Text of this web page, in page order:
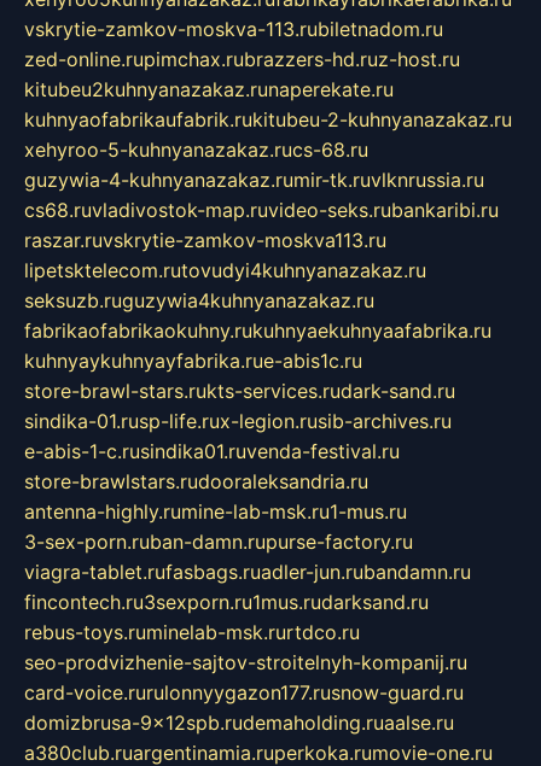
vskrytie-zamkov-moskva-113.rubiletnadom.ru
zed-online.rupimchax.rubrazzers-hd.ruz-host.ru
kitubeu2kuhnyanazakaz.runaperekate.ru
kuhnyaofabrikaufabrik.rukitubeu-2-kuhnyanazakaz.ru
xehyroo-5-kuhnyanazakaz.rucs-68.ru
guzywia-4-kuhnyanazakaz.rumir-tk.ruvlknrussia.ru
cs68.ruvladivostok-map.ruvideo-seks.rubankaribi.ru
raszar.ruvskrytie-zamkov-moskva113.ru
lipetsktelecom.rutovudyi4kuhnyanazakaz.ru
seksuzb.ruguzywia4kuhnyanazakaz.ru
fabrikaofabrikaokuhny.rukuhnyaekuhnyaafabrika.ru
kuhnyaykuhnyayfabrika.rue-abis1c.ru
store-brawl-stars.rukts-services.rudark-sand.ru
sindika-01.rusp-life.rux-legion.rusib-archives.ru
e-abis-1-c.rusindika01.ruvenda-festival.ru
store-brawlstars.rudooraleksandria.ru
antenna-highly.rumine-lab-msk.ru1-mus.ru
3-sex-porn.ruban-damn.rupurse-factory.ru
viagra-tablet.rufasbags.ruadler-jun.rubandamn.ru
fincontech.ru3sexporn.ru1mus.rudarksand.ru
rebus-toys.ruminelab-msk.rurtdco.ru
seo-prodvizhenie-sajtov-stroitelnyh-kompanij.ru
card-voice.rurulonnyygazon177.rusnow-guard.ru
domizbrusa-9x12spb.rudemaholding.ruaalse.ru
a380club.ruargentinamia.ruperkoka.rumovie-one.ru